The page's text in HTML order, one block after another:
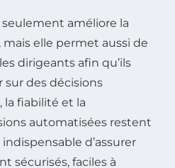
améliore la
elle permet aussi de
dirigeants afin qu’ils
des décisions
la fiabilité et la
automatisées restent
d’assurer
sécurisés, faciles à